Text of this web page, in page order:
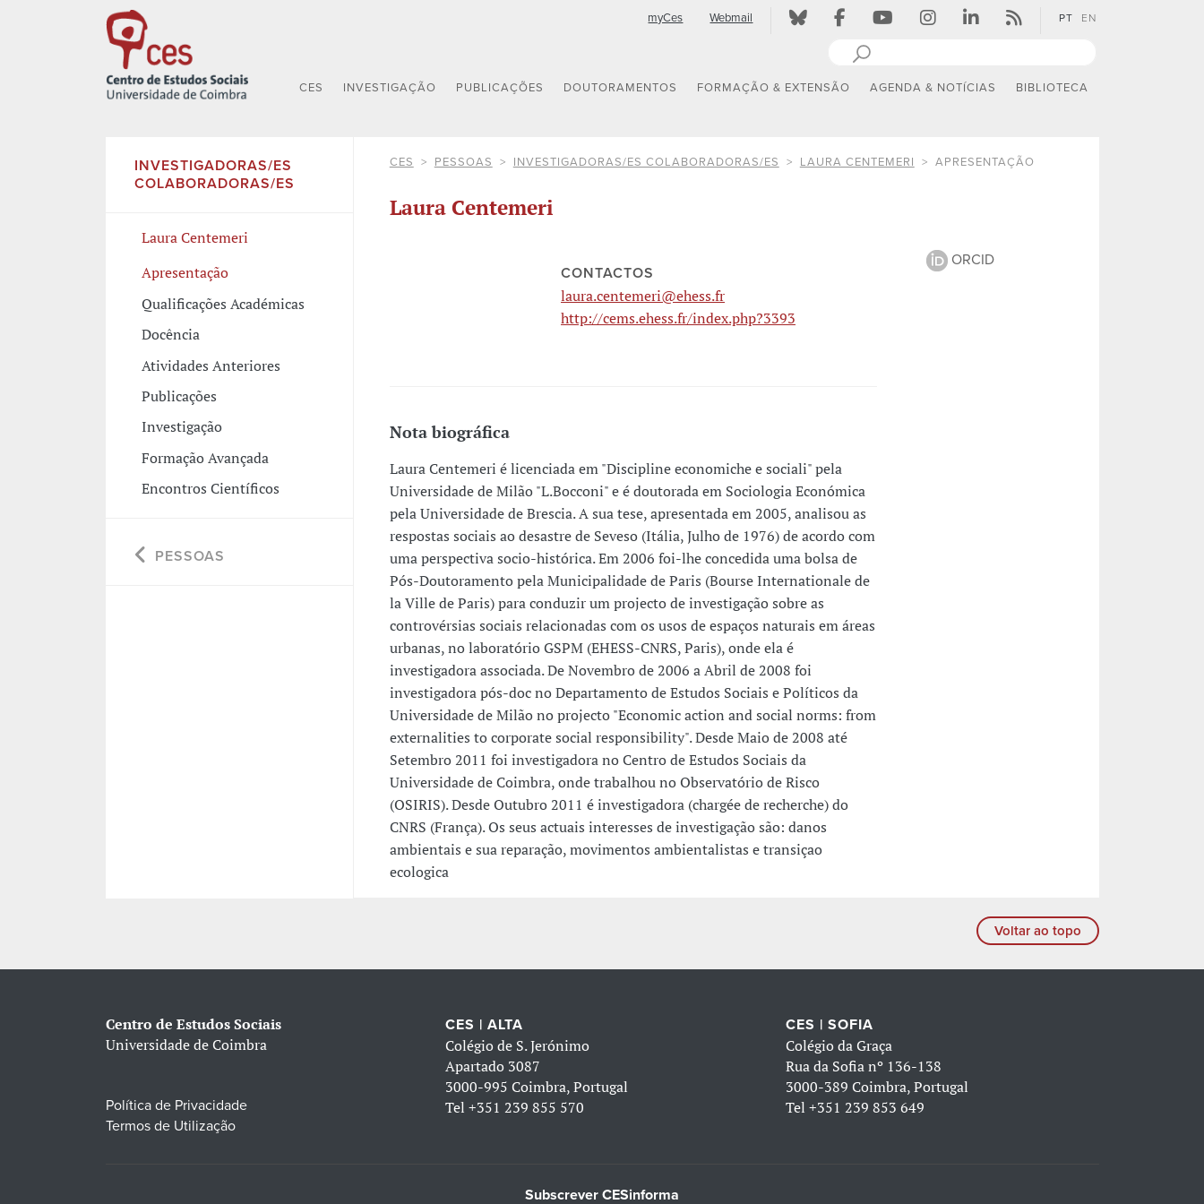
myCes Webmail PT EN
CES INVESTIGAÇÃO PUBLICAÇÕES DOUTORAMENTOS FORMAÇÃO & EXTENSÃO AGENDA & NOTÍCIAS BIBLIOTECA
INVESTIGADORAS/ES
COLABORADORAS/ES
Laura Centemeri
Apresentação
Qualificações Académicas
Docência
Atividades Anteriores
Publicações
Investigação
Formação Avançada
Encontros Científicos
PESSOAS
CES PESSOAS INVESTIGADORAS/ES COLABORADORAS/ES LAURA CENTEMERI APRESENTAÇÃO
Laura Centemeri
CONTACTOS
laura.centemeri@ehess.fr
http://cems.ehess.fr/index.php?3393
Nota biográfica
Laura Centemeri é licenciada em "Discipline economiche e sociali" pela
Universidade de Milão "L.Bocconi" e é doutorada em Sociologia Económica
pela Universidade de Brescia. A sua tese, apresentada em 2005, analisou as
respostas sociais ao desastre de Seveso (Itália, Julho de 1976) de acordo com
uma perspectiva socio-histórica. Em 2006 foi-lhe concedida uma bolsa de
Pós-Doutoramento pela Municipalidade de Paris (Bourse Internationale de
la Ville de Paris) para conduzir um projecto de investigação sobre as
controvérsias sociais relacionadas com os usos de espaços naturais em áreas
urbanas, no laboratório GSPM (EHESS-CNRS, Paris), onde ela é
investigadora associada. De Novembro de 2006 a Abril de 2008 foi
investigadora pós-doc no Departamento de Estudos Sociais e Políticos da
Universidade de Milão no projecto "Economic action and social norms: from
externalities to corporate social responsibility". Desde Maio de 2008 até
Setembro 2011 foi investigadora no Centro de Estudos Sociais da
Universidade de Coimbra, onde trabalhou no Observatório de Risco
(OSIRIS). Desde Outubro 2011 é investigadora (chargée de recherche) do
CNRS (França). Os seus actuais interesses de investigação são: danos
ambientais e sua reparação, movimentos ambientalistas e transiçao
ecologica
ORCID
Voltar ao topo
Centro de Estudos Sociais
Universidade de Coimbra
Política de Privacidade
Termos de Utilização
CES | ALTA
Colégio de S. Jerónimo
Apartado 3087
3000-995 Coimbra, Portugal
Tel+351 239 855 570
CES | SOFIA
Colégio da Graça
Rua da Sofia nº 136-138
3000-389 Coimbra, Portugal
Tel +351 239 853 649
Subscrever CESinforma